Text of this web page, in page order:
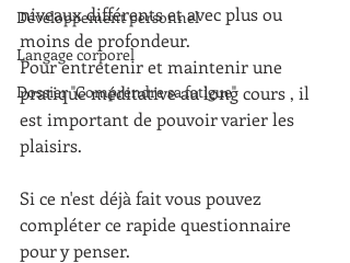
Développement personnel
Langage corporel
Dossier "Comprendre sa fatigue"
niveaux différents et avec plus ou
moins de profondeur.
Pour entretenir et maintenir une
pratique méditative au long cours , il
est important de pouvoir varier les
plaisirs.
Si ce n'est déjà fait vous pouvez
compléter ce rapide questionnaire
pour y penser.